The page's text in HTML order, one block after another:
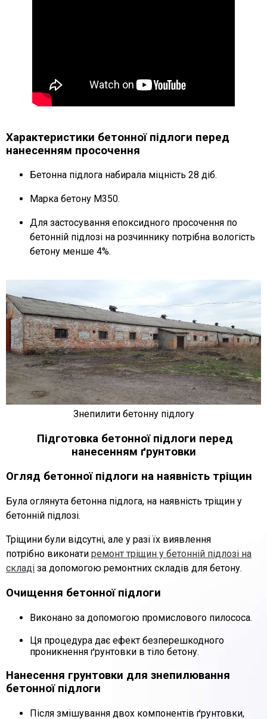
Характеристики бетонної підлоги перед
нанесенням просочення
Бетонна підлога набирала міцність 28 діб.
Марка бетону М350.
Для застосування епоксидного просочення по
бетонній підлозі на розчиннику потрібна вологість
бетону менше 4%.
Знепилити бетонну підлогу
Підготовка бетонної підлоги перед
нанесенням ґрунтовки
Огляд бетонної підлоги на наявність тріщин
Була оглянута бетонна підлога, на наявність тріщин у
бетонній підлозі.
Тріщини були відсутні, але у разі їх виявлення
потрібно виконати ремонт тріщин у бетонній підлозі на
складі за допомогою ремонтних складів для бетону.
Очищення бетонної підлоги
Виконано за допомогою промислового пилососа.
Ця процедура дає ефект безперешкодного
проникнення ґрунтовки в тіло бетону.
Нанесення грунтовки для знепилювання
бетонної підлоги
Після змішування двох компонентів ґрунтовки,